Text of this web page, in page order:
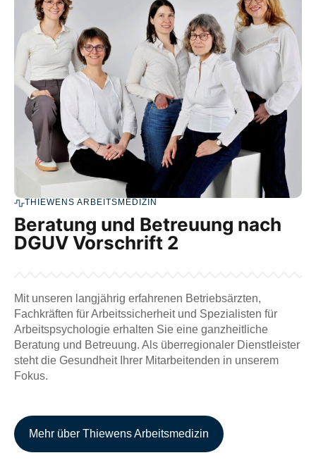
THIEWENS ARBEITSMEDIZIN
Beratung und Betreuung nach
DGUV Vorschrift 2
Mit unseren langjährig erfahrenen Betriebsärzten,
Fachkräften für Arbeitssicherheit und Spezialisten für
Arbeitspsychologie erhalten Sie eine ganzheitliche
Beratung und Betreuung. Als überregionaler Dienstleister
steht die Gesundheit Ihrer Mitarbeitenden in unserem
Fokus.
Mehr über Thiewens Arbeitsmedizin